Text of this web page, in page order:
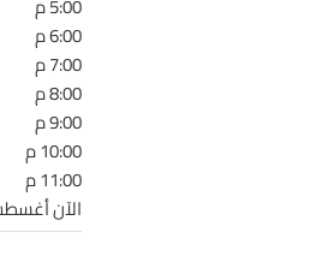
6:00 م
7:00 م
8:00 م
9:00 م
10:00 م
11:00 م
الآن أغسطس 7